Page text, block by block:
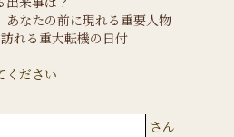
なたの前に現れる重要人物
れる重大転機の日付
ください
さん